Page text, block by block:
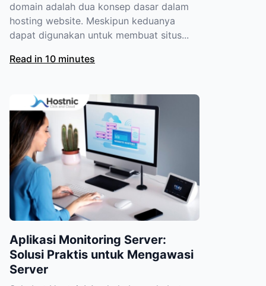
domain adalah dua konsep dasar dalam
hosting website. Meskipun keduanya
dapat digunakan untuk membuat situs...
Read in 10 minutes
Aplikasi Monitoring Server:
Solusi Praktis untuk Mengawasi
Server